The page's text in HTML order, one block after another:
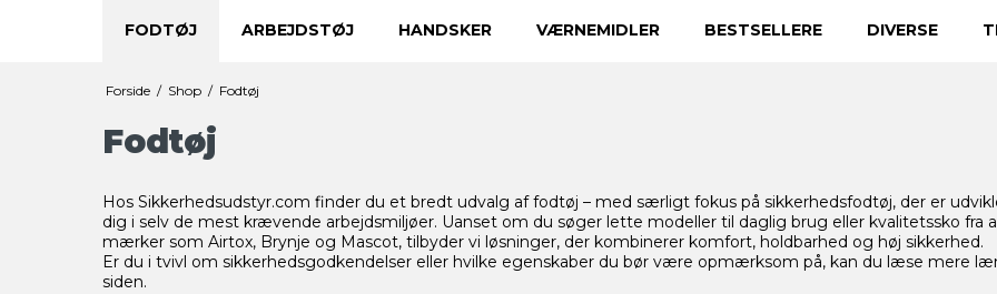
FODTØJ ARBEJDSTØJ HANDSKER VÆRNEMIDLER BESTSELLERE DIVERSE
Forside / Shop / Fodtøj
Fodtøj
Hos Sikkerhedsudstyr.com finder du et bredt udvalg af fodtøj – med særligt fokus på sikkerhedsfodtøj, der er
dig i selv de mest krævende arbejdsmiljøer. Uanset om du søger lette modeller til daglig brug eller kvalitetssko fra
mærker som Airtox, Brynje og Mascot, tilbyder vi løsninger, der kombinerer komfort, holdbarhed og høj sikkerhed.
Er du i tvivl om sikkerhedsgodkendelser eller hvilke egenskaber du bør være opmærksom på, kan du læse mere
siden.